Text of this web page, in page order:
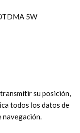
5W
su posición,
todos los datos de
navegación.